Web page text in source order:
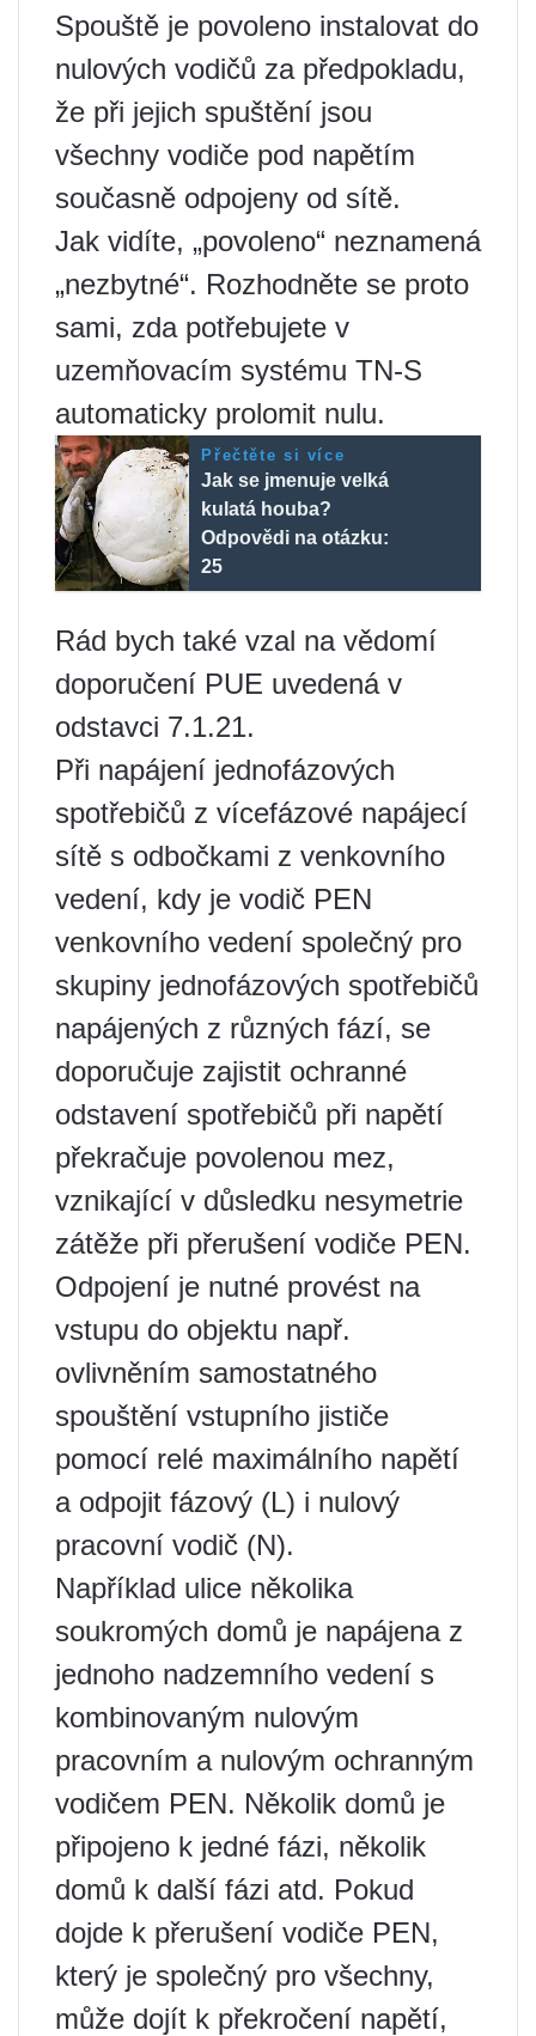
Spouště je povoleno instalovat do
nulových vodičů za předpokladu,
že při jejich spuštění jsou
všechny vodiče pod napětím
současně odpojeny od sítě.
Jak vidíte, „povoleno“ neznamená
„nezbytné“. Rozhodněte se proto
sami, zda potřebujete v
uzemňovacím systému TN-S
automaticky prolomit nulu.
Přečtěte si více
Jak se jmenuje velká
kulatá houba?
Odpovědi na otázku:
25
Rád bych také vzal na vědomí
doporučení PUE uvedená v
odstavci 7.1.21.
Při napájení jednofázových
spotřebičů z vícefázové napájecí
sítě s odbočkami z venkovního
vedení, kdy je vodič PEN
venkovního vedení společný pro
skupiny jednofázových spotřebičů
napájených z různých fází, se
doporučuje zajistit ochranné
odstavení spotřebičů při napětí
překračuje povolenou mez,
vznikající v důsledku nesymetrie
zátěže při přerušení vodiče PEN.
Odpojení je nutné provést na
vstupu do objektu např.
ovlivněním samostatného
spouštění vstupního jističe
pomocí relé maximálního napětí
a odpojit fázový (L) i nulový
pracovní vodič (N).
Například ulice několika
soukromých domů je napájena z
jednoho nadzemního vedení s
kombinovaným nulovým
pracovním a nulovým ochranným
vodičem PEN. Několik domů je
připojeno k jedné fázi, několik
domů k další fázi atd. Pokud
dojde k přerušení vodiče PEN,
který je společný pro všechny,
může dojít k překročení napětí,